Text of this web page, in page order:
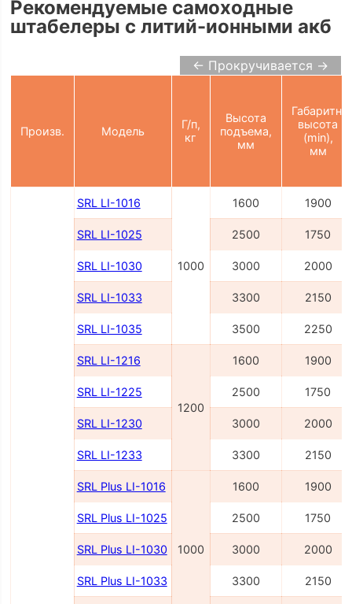
Рекомендуемые самоходные
штабелеры с литий-ионными акб
← Прокручивается →
Произв. Модель
Г/п,
кг
Высота
подъема,
мм
Габаритн.
высота
(min),
мм
SRL LI-1016
1000
1600 1900
SRL LI-1025 2500 1750
SRL LI-1030 3000 2000
SRL LI-1033 3300 2150
SRL LI-1035 3500 2250
SRL LI-1216
1200
1600 1900
SRL LI-1225 2500 1750
SRL LI-1230 3000 2000
SRL LI-1233 3300 2150
SRL Plus LI-1016
1000
1600 1900
SRL Plus LI-1025 2500 1750
SRL Plus LI-1030 3000 2000
SRL Plus LI-1033 3300 2150